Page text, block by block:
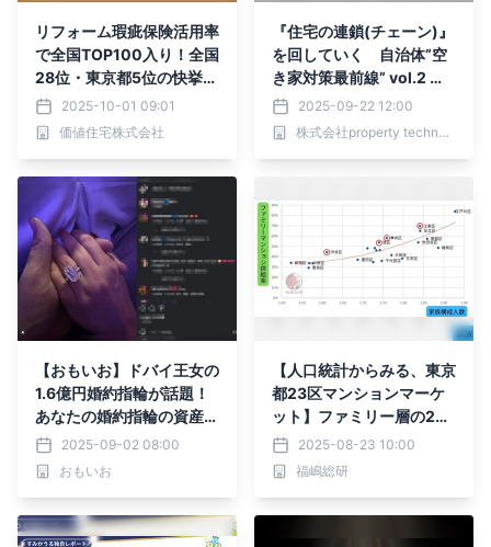
リフォーム瑕疵保険活用率
で全国TOP100入り！全国
28位・東京都5位の快挙を
達成2025-10-01 09:01
価値住宅株式会社
『住宅の連鎖(チェーン)』
を回していく 自治体”空
き家対策最前線” vol.2 横
浜市「所有者に寄り添い、
『共創』で挑む横浜モデル
の全貌」｜property tech
2025-09-22 12:00
株式会社property technologies
【おもいお】ドバイ王女の
1.6億円婚約指輪が話題！
あなたの婚約指輪の資産価
値は？2025-09-02 08:00
おもいお
【人口統計からみる、東京
都23区マンションマーケ
ット】ファミリー層の202
5年の注目は東京都中央区
2025-08-23 10:00
福嶋総研